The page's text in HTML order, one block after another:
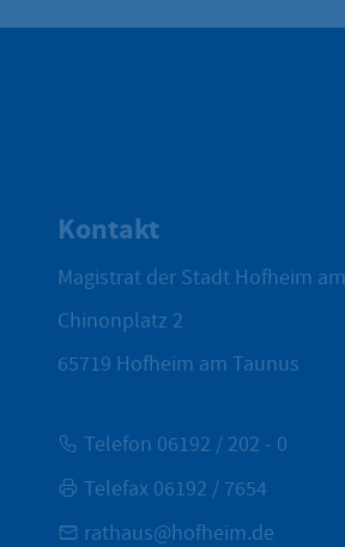
Kontakt
Magistrat der Stadt Hofheim
Chinonplatz 2
65719 Hofheim am Taunus
Telefon 06192 / 202 - 0
Telefax 06192 / 7654
rathaus@hofheim.de